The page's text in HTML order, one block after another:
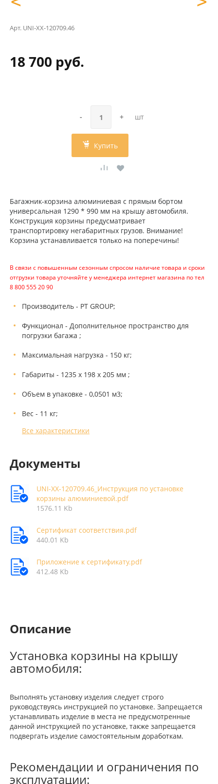
Арт. UNI-XX-120709.46
18 700 руб.
- + шт
Купить
Багажник-корзина алюминиевая с прямым бортом
универсальная 1290 * 990 мм на крышу автомобиля.
Конструкция корзины предусматривает
транспортировку негабаритных грузов. Внимание!
Корзина устанавливается только на поперечины!
В связи с повышенным сезонным спросом наличие товара и сроки
отгрузки товара уточняйте у менеджера интернет магазина по тел
8 800 555 20 90
Производитель - PT GROUP;
Функционал - Дополнительное пространство для
погрузки багажа ;
Максимальная нагрузка - 150 кг;
Габариты - 1235 х 198 х 205 мм ;
Объем в упаковке - 0,0501 м3;
Вес - 11 кг;
Все характеристики
Документы
UNI-XX-120709.46_Инструкция по установке
корзины алюминиевой.pdf
1576.11 Kb
Сертификат соответствия.pdf
440.01 Kb
Приложение к сертификату.pdf
412.48 Kb
Описание
Установка корзины на крышу
автомобиля:
Выполнять установку изделия следует строго
руководствуясь инструкцией по установке. Запрещается
устанавливать изделие в места не предусмотренные
данной инструкцией по установке, также запрещается
подвергать изделие самостоятельным доработкам.
Рекомендации и ограничения по
эксплуатации: